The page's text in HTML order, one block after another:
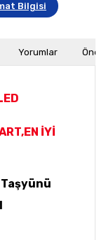
Bilgisi
Yorumlar
İYİ
Taşyünü